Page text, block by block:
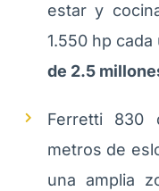
estar y
1.550 hp
de 2.5
Ferretti
metros de
una amplia